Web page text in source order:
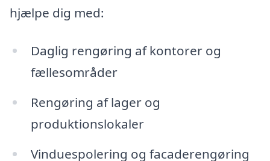
hjælpe dig med:
Daglig rengøring af kontorer og
fællesområder
Rengøring af lager og
produktionslokaler
Vinduespolering og facaderengøring